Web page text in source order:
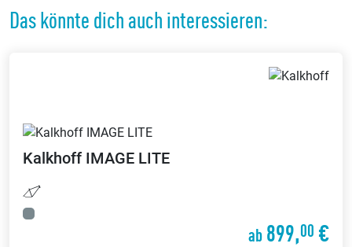
Das könnte dich auch interessieren:
Kalkhoff IMAGE LITE
ab 899,00 €